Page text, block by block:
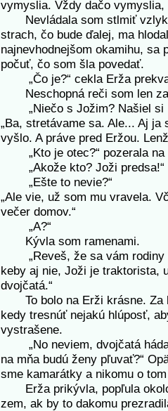
vymyslia. Vždy dačo vymyslia,
Nevládala som stlmiť vzlyk
strach, čo bude ďalej, ma
najnevhodnejšom okamihu,
počuť, čo som šla povedať.
„Čo je?“ cekla Erža
Neschopná reči som len
„Niečo s Jožim? Našiel si
„Ba, stretávame sa. Ale... Aj ja
vyšlo. A práve pred Eržou.
„Kto je otec?“ pozerala na
„Akože kto? Joži predsa!“
„Ešte to nevie?“
„Ale vie, už som mu vravela.
večer domov.“
„A?“
Kývla som ramenami.
„Reveš, že sa vám rodiny
keby aj nie, Joži je traktorista,
dvojčatá.“
To bolo na Erži krásne. Za
kedy tresnúť nejakú hlúposť,
vystrašene.
„No neviem, dvojčatá
na mňa budú ženy pľuvať?“
sme kamarátky a nikomu o
Erža prikývla, popľula okolo
zem, ak by to dakomu